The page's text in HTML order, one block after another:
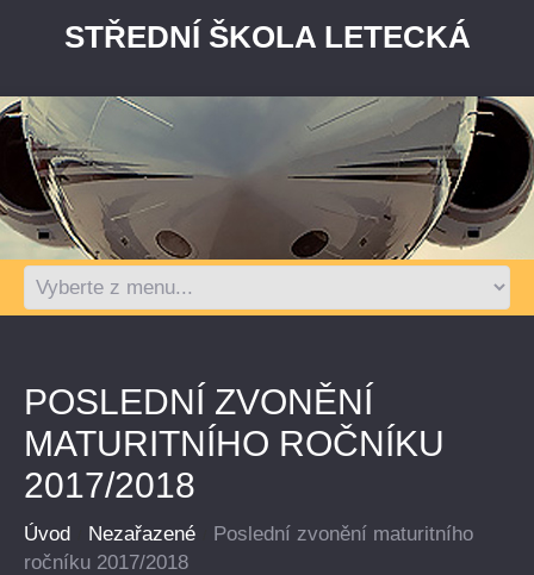
STŘEDNÍ ŠKOLA LETECKÁ
POSLEDNÍ ZVONĚNÍ
MATURITNÍHO ROČNÍKU
2017/2018
Úvod Nezařazené
Poslední zvonění maturitního
ročníku 2017/2018